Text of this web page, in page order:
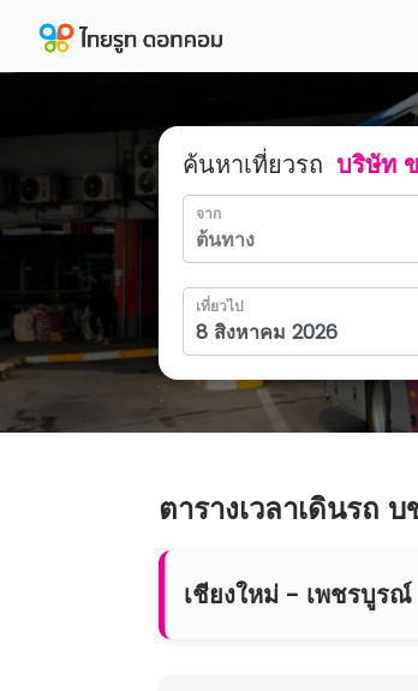
ค้นหาเที่ยวรถ บริษัท
จาก
เที่ยวไป
ตารางเวลาเดินรถ บ
เชียงใหม่ - เพชรบูรณ์